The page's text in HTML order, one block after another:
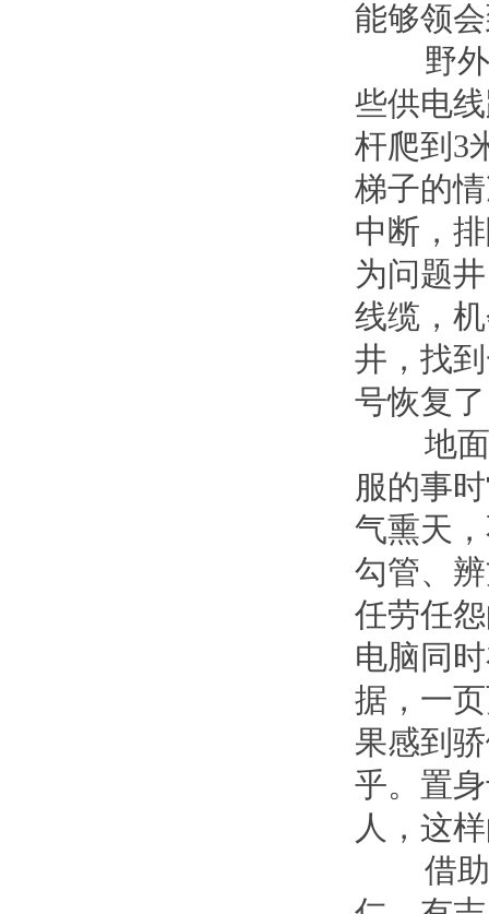
能够领
野外作
些供电
杆爬到3
梯子的
中断，
为问题
线缆，
井，找
号恢复
地面作
服的事
气熏天
勾管、
任劳任
电脑同
据，一
果感到
乎。置
人，这
借助金